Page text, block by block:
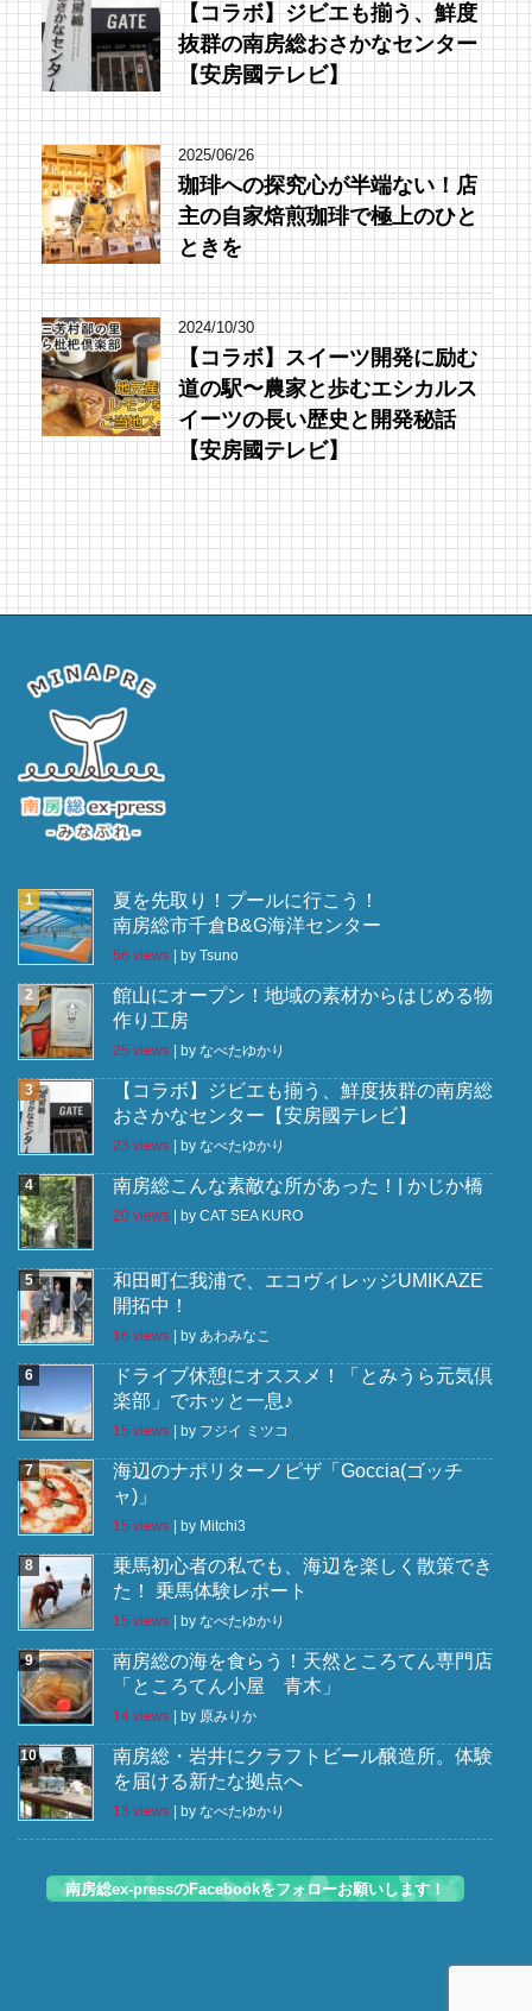
【コラボ】ジビエも揃う、鮮度
抜群の南房総おさかなセンター
【安房國テレビ】
2025/06/26
珈琲への探究心が半端ない！店
主の自家焙煎珈琲で極上のひと
ときを
2024/10/30
【コラボ】スイーツ開発に励む
道の駅〜農家と歩むエシカルス
イーツの長い歴史と開発秘話
【安房國テレビ】
夏を先取り！プールに行こう！
南房総市千倉B&G海洋センター
56 views by Tsuno
館山にオープン！地域の素材からはじめる物
作り工房
25 views by なべたゆかり
【コラボ】ジビエも揃う、鮮度抜群の南房総
おさかなセンター【安房國テレビ】
23 views by なべたゆかり
南房総こんな素敵な所があった！| かじか橋
20 views by CAT SEA KURO
和田町仁我浦で、エコヴィレッジUMIKAZE
開拓中！
16 views by あわみなこ
ドライブ休憩にオススメ！「とみうら元気倶
楽部」でホッと一息♪
15 views by フジイ ミツコ
海辺のナポリターノピザ「Goccia(ゴッチ
ャ)」
15 views by Mitchi3
乗馬初心者の私でも、海辺を楽しく散策でき
た！ 乗馬体験レポート
15 views by なべたゆかり
南房総の海を食らう！天然ところてん専門店
「ところてん小屋 青木」
14 views by 原みりか
南房総・岩井にクラフトビール醸造所。体験
を届ける新たな拠点へ
13 views by なべたゆかり
南房総ex-pressのFacebookをフォローお願いします！